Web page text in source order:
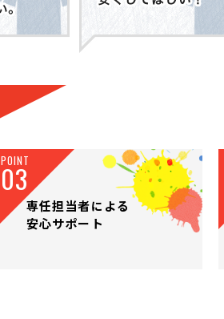
POINT
03
専任担当者による
安心サポート